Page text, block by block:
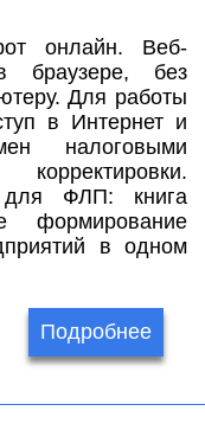
онлайн. Веб-
браузере, без
Для работы
в Интернет и
налоговыми
для ФЛП: книга
формирование
в одном
Подробнее